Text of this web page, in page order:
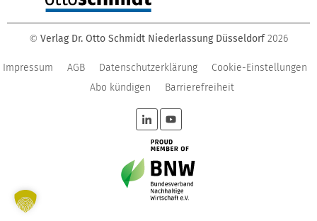
© Verlag Dr. Otto Schmidt Niederlassung Düsseldorf 2026
Impressum AGB Datenschutzerklärung
Cookie-Einstellungen
Abo kündigen
Barrierefreiheit